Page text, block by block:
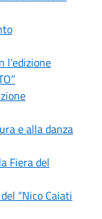
l’edizione
e alla danza
Fiera del
“Nico Caiati